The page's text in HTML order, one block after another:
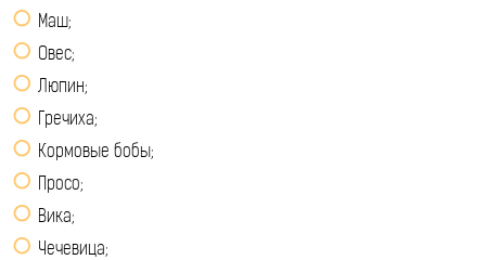
Маш;
Овес;
Люпин;
Гречиха;
Кормовые бобы;
Просо;
Вика;
Чечевица;